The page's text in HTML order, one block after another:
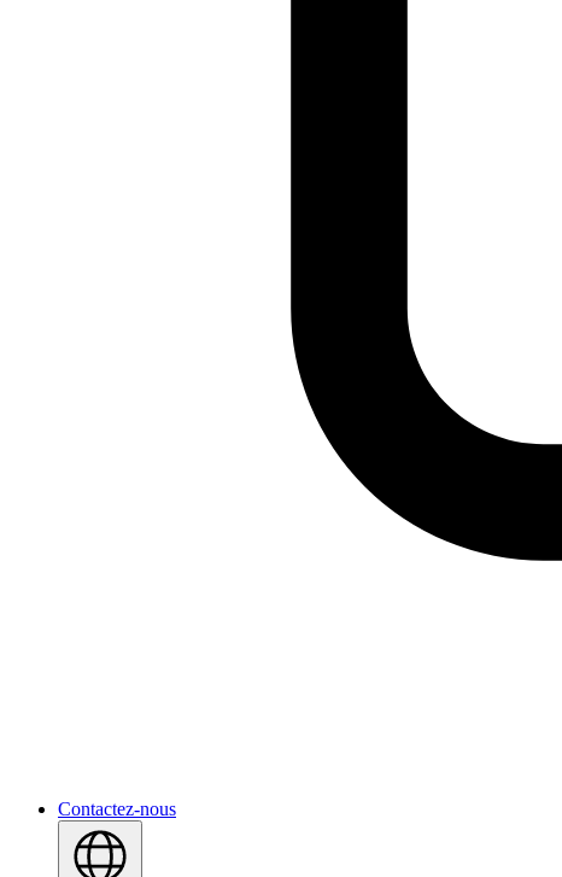
Contactez-nous